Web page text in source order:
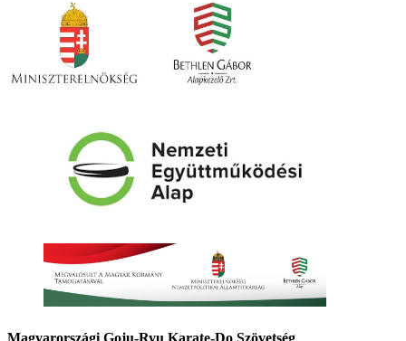
Magyarországi Goju-Ryu Karate-Do Szövetség